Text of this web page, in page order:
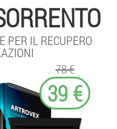
PER IL RECUPERO
78 €
39 €